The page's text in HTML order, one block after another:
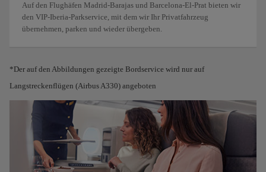
Auf den Flughäfen Madrid-Barajas und Barcelona-El-Prat bieten wir
den VIP-Iberia-Parkservice, mit dem wir Ihr Privatfahrzeug
übernehmen, parken und wieder übergeben.
*Der auf den Abbildungen gezeigte Bordservice wird nur auf
Langstreckenflügen (Airbus A330) angeboten